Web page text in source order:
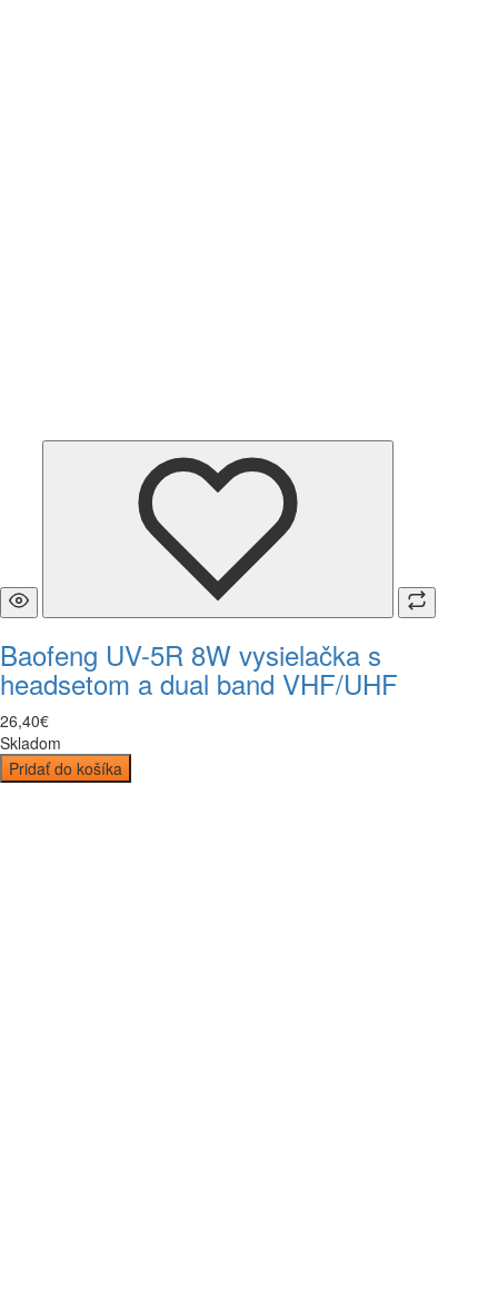
Baofeng UV-5R 8W vysielačka s
headsetom a dual band VHF/UHF
26,40€
Skladom
Pridať do košíka